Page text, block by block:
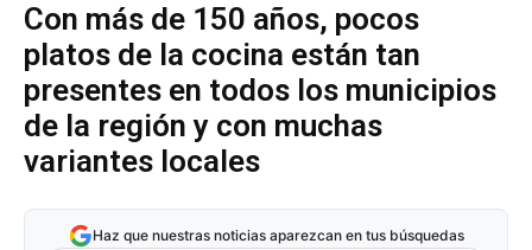
Con más de 150 años, pocos
platos de la cocina están tan
presentes en todos los municipios
de la región y con muchas
variantes locales
Haz que nuestras noticias aparezcan en tus búsquedas